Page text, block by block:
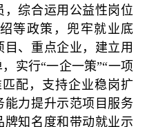
综合运用公益性岗位
等政策，兜牢就业底
、重点企业，建立用
实行“一企一策”“一项
配，支持企业稳岗扩
能力提升示范项目服务
知名度和带动就业示